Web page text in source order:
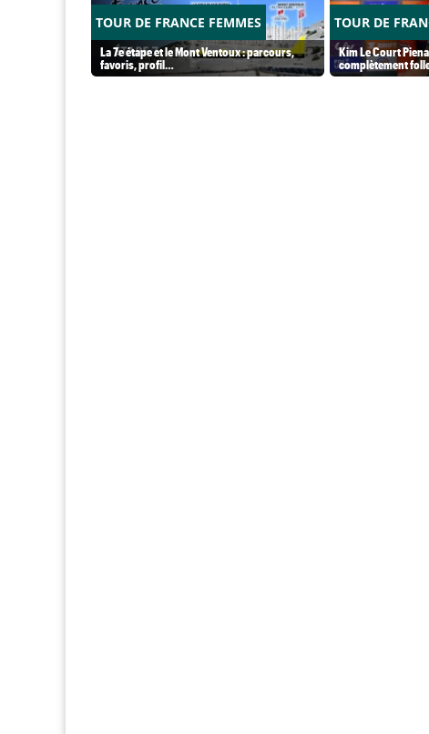
TOUR DE FRANCE FEMMES
La 7e étape et le Mont Ventoux : parcours,
favoris, profil…
TOUR DE
Kim Le Court
complètement